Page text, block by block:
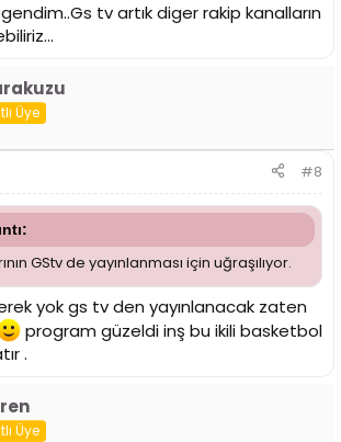
tv artık diger rakip kanalların
Üye
#8
GStv de yayınlanması için uğraşılıyor.
yok gs tv den yayınlanacak zaten
program güzeldi inş bu ikili basketbol
.
Üye